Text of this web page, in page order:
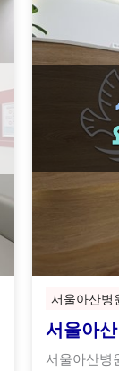
서울아산병
서울아
서울아산병